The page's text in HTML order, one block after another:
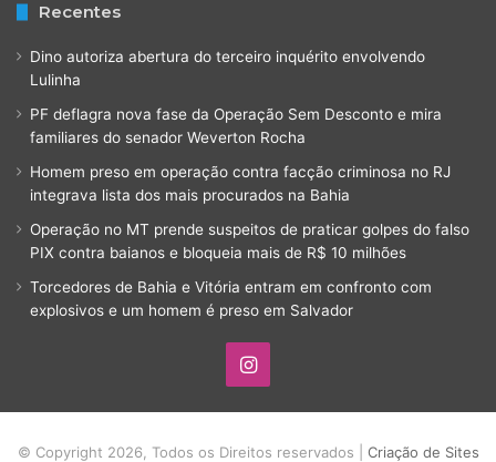
Recentes
Dino autoriza abertura do terceiro inquérito envolvendo
Lulinha
PF deflagra nova fase da Operação Sem Desconto e mira
familiares do senador Weverton Rocha
Homem preso em operação contra facção criminosa no RJ
integrava lista dos mais procurados na Bahia
Operação no MT prende suspeitos de praticar golpes do falso
PIX contra baianos e bloqueia mais de R$ 10 milhões
Torcedores de Bahia e Vitória entram em confronto com
explosivos e um homem é preso em Salvador
Instagram
© Copyright 2026, Todos os Direitos reservados | Criação de Sites